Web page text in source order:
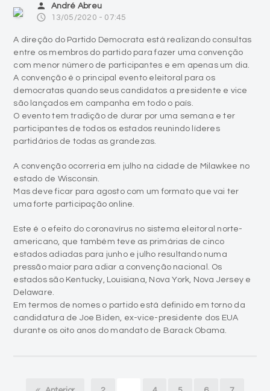
person André Abreu
access_time 13/05/2020 - 07:45
A direção do Partido Democrata está realizando consultas
entre os membros do partido para fazer uma convenção
com menor número de participantes e em apenas um dia.
A convenção é o principal evento eleitoral para os
democratas quando seus candidatos a presidente e vice
são lançados em campanha em todo o país.
O evento tem tradição de durar por uma semana e ter
participantes de todos os estados reunindo líderes
partidários de todas as grandezas.
A convenção ocorreria em julho na cidade de Milawkee no
estado de Wisconsin.
Mas deve ficar para agosto com um formato que vai ter
uma forte participação online.
Este é o efeito do coronavírus no sistema eleitoral norte-
americano, que também teve as primárias de cinco
estados adiadas para junho e julho resultando numa
pressão maior para adiar a convenção nacional. Os
estados são Kentucky, Louisiana, Nova York, Nova Jersey e
Delaware.
Em termos de nomes o partido está definido em torno da
candidatura de Joe Biden, ex-vice-presidente dos EUA
durante os oito anos do mandato de Barack Obama.